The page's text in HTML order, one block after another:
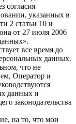
согласия
указанных в
2 статьи 10 и
от 27 июля 2006
все время до
данных.
что не
Оператор и
данных и
законодательства
на то, что мои